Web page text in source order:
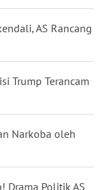
AS Rancang
Trump Terancam
Narkoba oleh
Drama Politik AS